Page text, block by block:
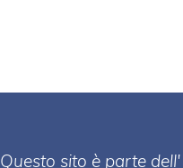
Questo sito è parte